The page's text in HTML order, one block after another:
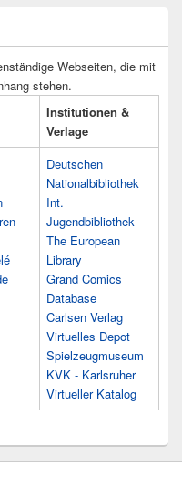
Webseiten, die mit
stehen.
Institutionen &
Verlage
Deutschen
Nationalbibliothek
Int.
Jugendbibliothek
The European
Library
Grand Comics
Database
Carlsen Verlag
Virtuelles Depot
Spielzeugmuseum
KVK - Karlsruher
Virtueller Katalog